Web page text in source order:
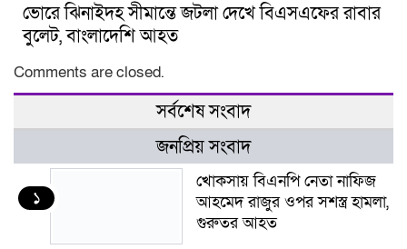
ভোরে ঝিনাইদহ সীমান্তে জটলা দেখে বিএসএফের রাবার
বুলেট, বাংলাদেশি আহত
Comments are closed.
সর্বশেষ সংবাদ
জনপ্রিয় সংবাদ
১
খোকসায় বিএনপি নেতা নাফিজ
আহমেদ রাজুর ওপর সশস্ত্র হামলা,
গুরুতর আহত